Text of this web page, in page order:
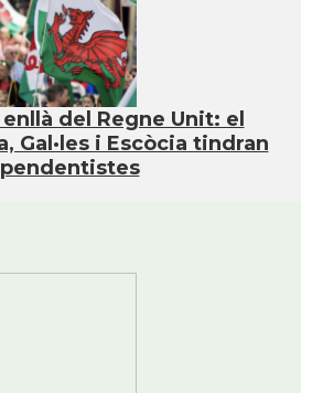
Catalans a Newcastle upon Tyne
Catalans a NOTTINGHAM
a OXFORD, UK, Anglaterra
del Regne Unit: el
Gal·les i Escòcia tindran